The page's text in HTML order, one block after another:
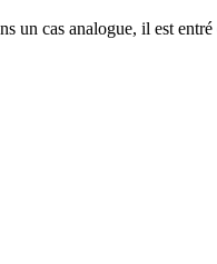
un cas analogue, il est